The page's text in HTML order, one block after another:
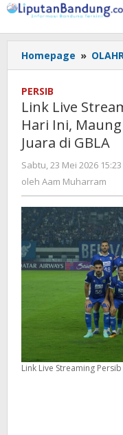
Lewati
konten
Homepage »
PERSIB
Link Live
Hari Ini,
Juara di GBLA
Sabtu, 23 Mei 2026 15:23
oleh Aam Muharram
Link Live Streaming